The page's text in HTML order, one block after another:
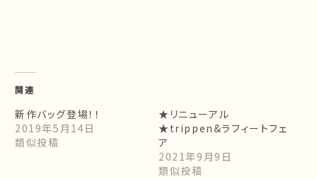
関連
新作バッグ登場！！
2019年5月14日
類似投稿
★リニューアル
★trippen&ラフィートフェ
ア
2021年9月9日
類似投稿